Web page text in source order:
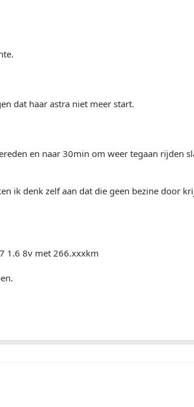
dat haar astra niet meer start.
en naar 30min om weer tegaan rijden
ik denk zelf aan dat die geen bezine door
1.6 8v met 266.xxxkm